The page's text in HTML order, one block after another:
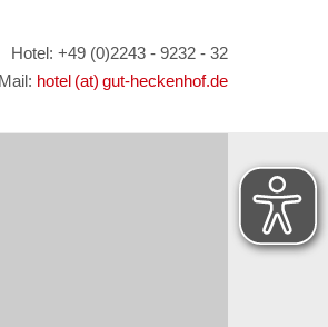
Hotel: +49 (0)2243 - 9232 - 32
hotel (at) gut-heckenhof.de